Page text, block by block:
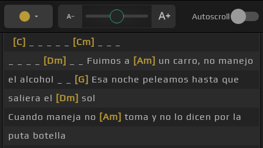
Autoscroll
[C] [Cm]
[Dm] _ _ Fuimos a [Am] un carro, no manejo
el alcohol _ _
[G] Esa noche peleamos hasta que
saliera el [Dm] sol
Cuando maneja no [Am] toma y no lo dicen por la
puta botella